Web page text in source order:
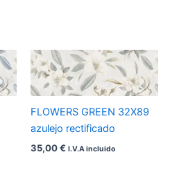
FLOWERS GREEN 32X89
azulejo rectificado
35,00€ I.V.A incluido